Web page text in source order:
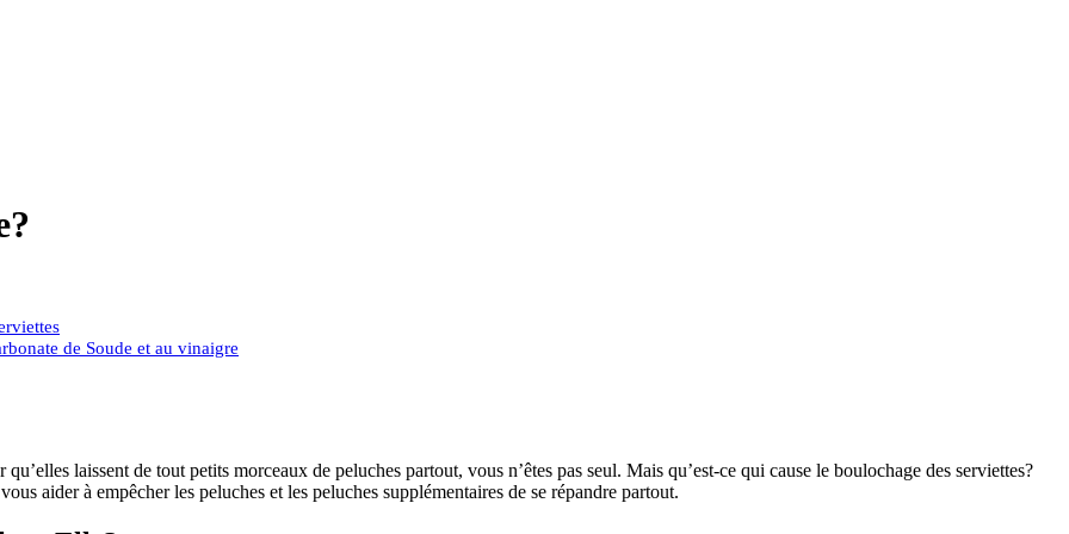
de Soude et au vinaigre
laissent de tout petits morceaux de peluches partout, vous n’êtes pas seul. Mais qu’est-ce qui cause le boulochage des serviettes?
aider à empêcher les peluches et les peluches supplémentaires de se répandre partout.